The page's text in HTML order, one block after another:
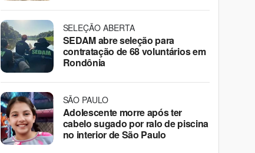
SELEÇÃO ABERTA
SEDAM abre seleção para
contratação de 68 voluntários em
Rondônia
SÃO PAULO
Adolescente morre após ter
cabelo sugado por ralo de piscina
no interior de São Paulo